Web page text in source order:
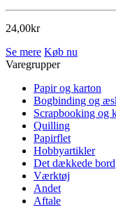
24,00kr
Se mere Køb nu
Varegrupper
Papir og karton
Bogbinding og
Scrapbooking og
Quilling
Papirflet
Hobbyartikler
Det dækkede bord
Værktøj
Andet
Aftale